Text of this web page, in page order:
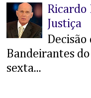
Ricardo
Justiça
Decisão
Bandeirantes
sexta...